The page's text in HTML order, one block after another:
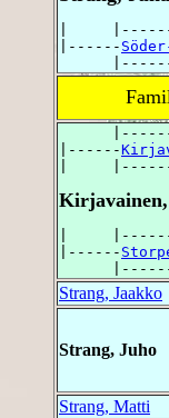
|
|------
|------
|
|
|------
Strang, Jaakko
Strang, Juho
Strang, Matti